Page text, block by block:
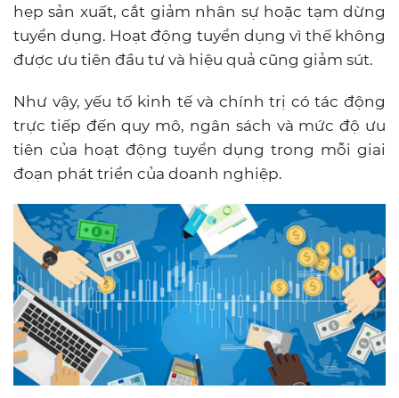
hẹp sản xuất, cắt giảm nhân sự hoặc tạm dừng
tuyển dụng. Hoạt động tuyển dụng vì thế không
được ưu tiên đầu tư và hiệu quả cũng giảm sút.
Như vậy, yếu tố kinh tế và chính trị có tác động
trực tiếp đến quy mô, ngân sách và mức độ ưu
tiên của hoạt động tuyển dụng trong mỗi giai
đoạn phát triển của doanh nghiệp.